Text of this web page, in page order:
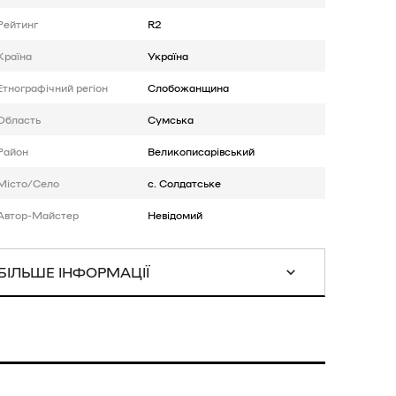
R2
Україна
регіон Слобожанщина
Сумська
Великописарівський
Село с. Солдатське
Майстер Невідомий
ІНФОРМАЦІЇ